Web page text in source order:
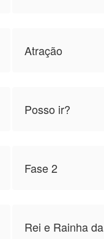
Atração
Posso ir?
Fase 2
Rei e Rainha